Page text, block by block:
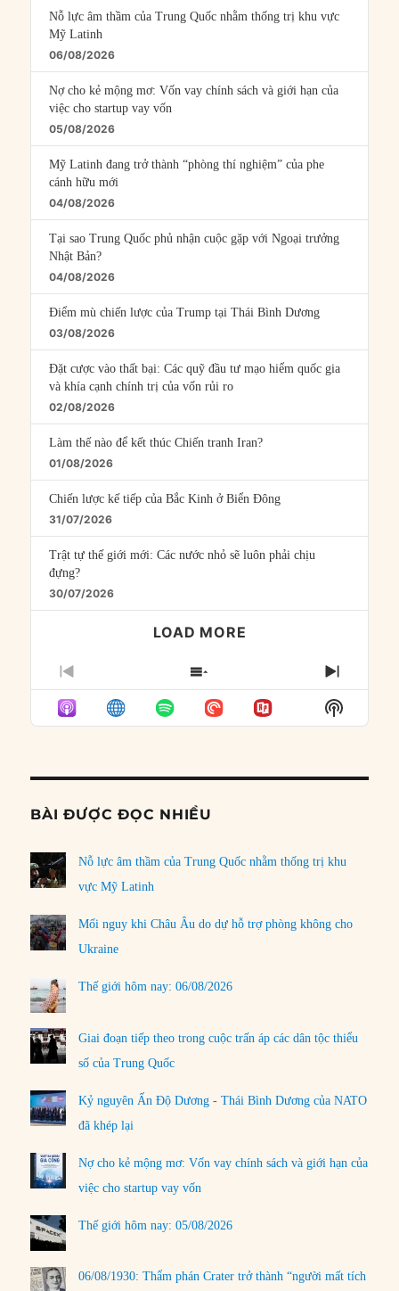
Nỗ lực âm thầm của Trung Quốc nhằm thống trị khu vực
Mỹ Latinh
06/08/2026
Nợ cho kẻ mộng mơ: Vốn vay chính sách và giới hạn của
việc cho startup vay vốn
05/08/2026
Mỹ Latinh đang trở thành “phòng thí nghiệm” của phe
cánh hữu mới
04/08/2026
Tại sao Trung Quốc phủ nhận cuộc gặp với Ngoại trưởng
Nhật Bản?
04/08/2026
Điểm mù chiến lược của Trump tại Thái Bình Dương
03/08/2026
Đặt cược vào thất bại: Các quỹ đầu tư mạo hiểm quốc gia
và khía cạnh chính trị của vốn rủi ro
02/08/2026
Làm thế nào để kết thúc Chiến tranh Iran?
01/08/2026
Chiến lược kế tiếp của Bắc Kinh ở Biển Đông
31/07/2026
Trật tự thế giới mới: Các nước nhỏ sẽ luôn phải chịu
đựng?
30/07/2026
LOAD MORE
PREVIOUS
EPISODE
SHOW
EPISODES
LIST
NEXT
Show
Podcast
BÀI ĐƯỢC ĐỌC NHIỀU
Nỗ lực âm thầm của Trung Quốc nhằm thống trị khu
vực Mỹ Latinh
Mối nguy khi Châu Âu do dự hỗ trợ phòng không cho
Ukraine
Thế giới hôm nay: 06/08/2026
Giai đoạn tiếp theo trong cuộc trấn áp các dân tộc thiểu
số của Trung Quốc
Kỷ nguyên Ấn Độ Dương - Thái Bình Dương của NATO
đã khép lại
Nợ cho kẻ mộng mơ: Vốn vay chính sách và giới hạn của
việc cho startup vay vốn
Thế giới hôm nay: 05/08/2026
06/08/1930: Thẩm phán Crater trở thành “người mất tích